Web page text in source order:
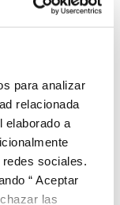
para analizar
relacionada
elaborado a
sociales.
“ Aceptar
las
el 'II